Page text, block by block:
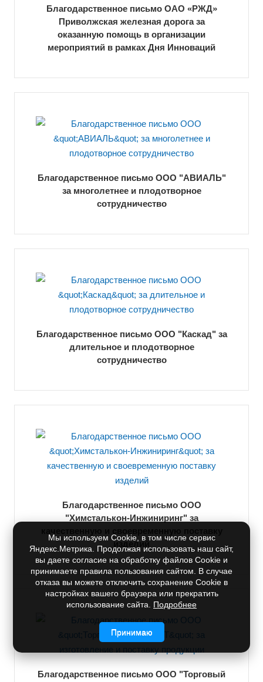
Благодарственное письмо ОАО «РЖД»
Приволжская железная дорога за
оказанную помощь в организации
мероприятий в рамках Дня Инноваций
Благодарственное письмо ООО "АВИАЛЬ"
за многолетнее и плодотворное
сотрудничество
Благодарственное письмо ООО "Каскад" за
длительное и плодотворное
сотрудничество
Благодарственное письмо ООО
"Химсталькон-Инжиниринг" за
изделий
Благодарственное письмо ООО "Торговый
Мы используем Cookie, в том числе сервис
Яндекс.Метрика. Продолжая использовать наш сайт,
вы даете согласие на обработку файлов Cookie и
принимаете правила пользования сайтом. В случае
отказа вы можете отключить сохранение Cookie в
настройках вашего браузера или прекратить
использование сайта. Подробнее
Принимаю